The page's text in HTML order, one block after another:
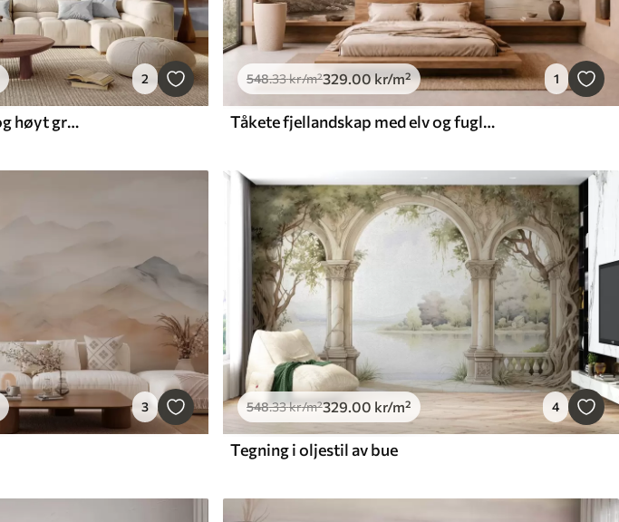
2
Landskap med en innsjø og høyt gress i forgrunnen, fjell i bakgrunnen, myke farger, strukturert
548.33kr/m²329.00kr/m² 1
Tåkete fjellandskap med elv og fugler
3 548.33kr/m²329.00 kr/m² 4
Tegning i oljestil av bue